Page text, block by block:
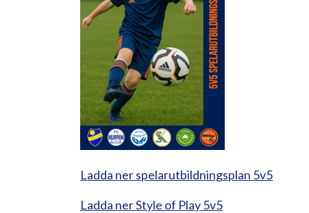
Ladda ner spelarutbildningsplan 5v5
Ladda ner Style of Play 5v5